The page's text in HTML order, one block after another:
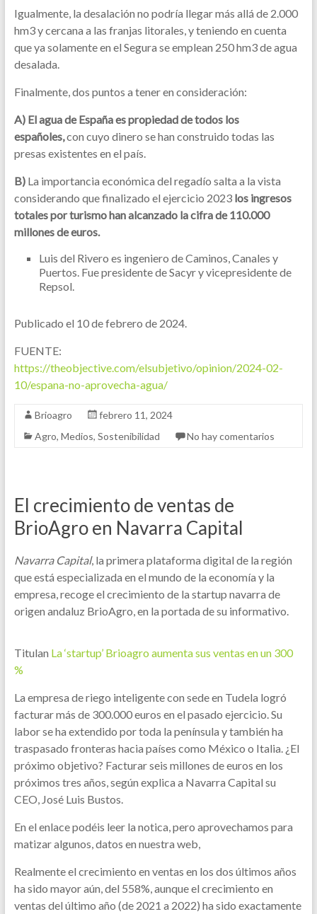
Igualmente, la desalación no podría llegar más allá de 2.000
hm3 y cercana a las franjas litorales, y teniendo en cuenta
que ya solamente en el Segura se emplean 250 hm3 de agua
desalada.
Finalmente, dos puntos a tener en consideración:
A) El agua de España es propiedad de todos los
españoles,con cuyo dinero se han construido todas las
presas existentes en el país.
B)La importancia económica del regadío salta a la vista
considerando que finalizado el ejercicio 2023 los ingresos
totales por turismo han alcanzado la cifra de 110.000
millones de euros.
Luis del Rivero es ingeniero de Caminos, Canales y
Puertos. Fue presidente de Sacyr y vicepresidente de
Repsol.
Publicado el 10 de febrero de 2024.
FUENTE:
https://theobjective.com/elsubjetivo/opinion/2024-02-
10/espana-no-aprovecha-agua/
Brioagro
febrero 11, 2024
Agro, Medios, Sostenibilidad No hay comentarios
El crecimiento de ventas de
BrioAgro en Navarra Capital
Navarra Capital, la primera plataforma digital de la región
que está especializada en el mundo de la economía y la
empresa, recoge el crecimiento de la startup navarra de
origen andaluz BrioAgro, en la portada de su informativo.
Titulan La ‘startup’ Brioagro aumenta sus ventas en un 300
%
La empresa de riego inteligente con sede en Tudela logró
facturar más de 300.000 euros en el pasado ejercicio. Su
labor se ha extendido por toda la península y también ha
traspasado fronteras hacia países como México o Italia. ¿El
próximo objetivo? Facturar seis millones de euros en los
próximos tres años, según explica a Navarra Capital su
CEO, José Luis Bustos.
En el enlace podéis leer la notica, pero aprovechamos para
matizar algunos, datos en nuestra web,
Realmente el crecimiento en ventas en los dos últimos años
ha sido mayor aún, del 558%, aunque el crecimiento en
ventas del último año (de 2021 a 2022) ha sido exactamente